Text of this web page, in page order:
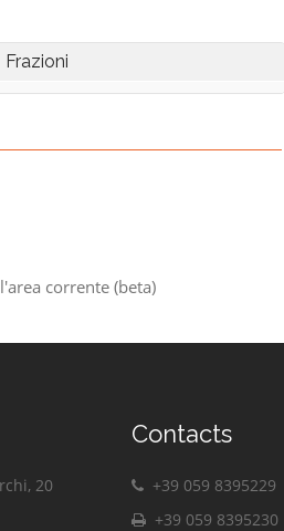
Frazioni
corrente (beta)
20
Contacts
+39 059 8395229
+39 059 8395230